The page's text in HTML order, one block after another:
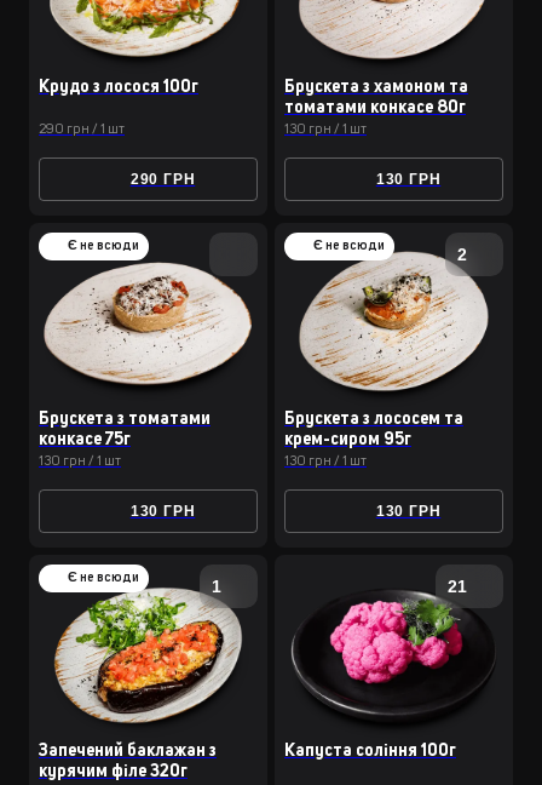
Крудо з лосося 100г
290 грн / 1 шт
290 ГРН
Брускета з хамоном та
томатами конкасе 80г
130 грн / 1 шт
130 ГРН
Брускета з томатами
конкасе 75г
130 грн / 1 шт
130 ГРН
Є не всюди 2
Брускета з лососем та
крем-сиром 95г
130 грн / 1 шт
130 ГРН
Є не всюди
1
Запечений баклажан з
курячим філе 320г
Є не всюди 21
Капуста соління 100г